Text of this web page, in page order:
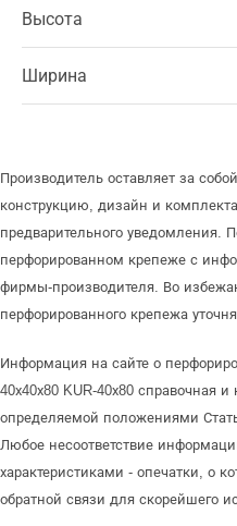
Высота
Ширина
Производитель оставляет за
конструкцию, дизайн и
предварительного уведомления.
перфорированном крепеже с
фирмы-производителя. Во
перфорированного крепежа
Информация на сайте о
40х40х80 KUR-40х80 справочная
определяемой положениями
Любое несоответствие
характеристиками - опечатки, о
обратной связи для скорейшего